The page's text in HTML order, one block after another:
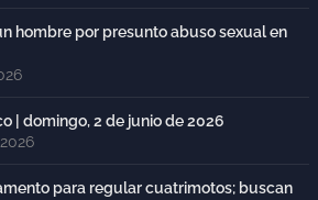
hombre por presunto abuso sexual en
| domingo, 2 de junio de 2026
para regular cuatrimotos; buscan